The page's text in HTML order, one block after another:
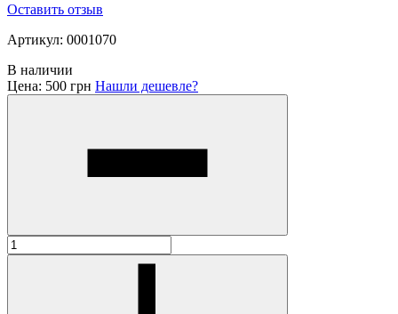
Оставить отзыв
Артикул: 0001070
В наличии
Цена: 500 грн Нашли дешевле?